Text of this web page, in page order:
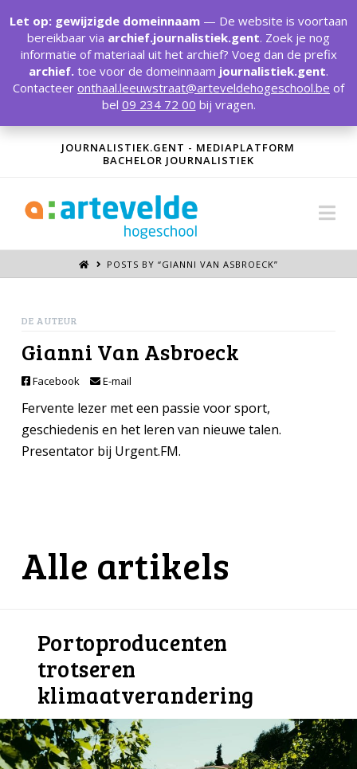
JOURNALISTIEK.GENT - MEDIAPLATFORM
BACHELOR JOURNALISTIEK
POSTS BY “GIANNI VAN ASBROECK”
DE AUTEUR
Gianni Van Asbroeck
Facebook E-mail
Fervente lezer met een passie voor sport,
geschiedenis en het leren van nieuwe talen.
Presentator bij Urgent.FM.
Alle artikels
Portoproducenten
trotseren
klimaatverandering
Let op: gewijzigde domeinnaam — De website is voortaan
bereikbaar via archief.journalistiek.gent. Zoek je nog
informatie of materiaal uit het archief? Voeg dan de prefix
archief. toe voor de domeinnaam journalistiek.gent.
Contacteer onthaal.leeuwstraat@arteveldehogeschool.be of
bel 09 234 72 00 bij vragen.